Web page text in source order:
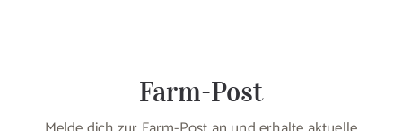
Farm-Post